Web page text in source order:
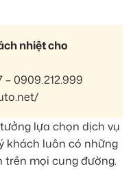
nhiệt cho
– 0909.212.999
lựa chọn dịch vụ
khách luôn có những
mọi cung đường.